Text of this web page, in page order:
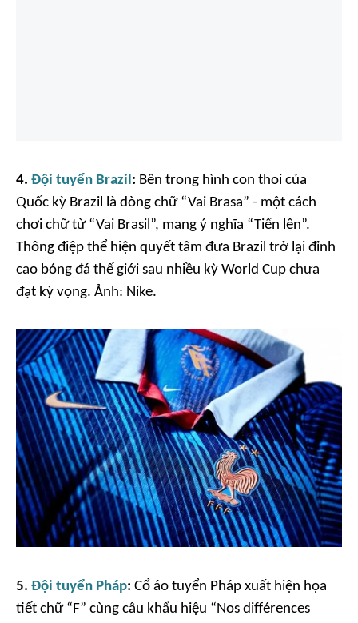
4. Đội tuyển Brazil: Bên trong hình con thoi của
Quốc kỳ Brazil là dòng chữ “Vai Brasa” - một cách
chơi chữ từ “Vai Brasil”, mang ý nghĩa “Tiến lên”.
Thông điệp thể hiện quyết tâm đưa Brazil trở lại đỉnh
cao bóng đá thế giới sau nhiều kỳ World Cup chưa
đạt kỳ vọng. Ảnh: Nike.
5. Đội tuyển Pháp: Cổ áo tuyển Pháp xuất hiện họa
tiết chữ “F” cùng câu khẩu hiệu “Nos différences